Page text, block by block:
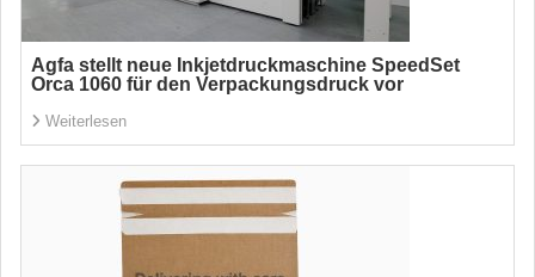
Agfa stellt neue Inkjetdruckmaschine SpeedSet
Orca 1060 für den Verpackungsdruck vor
Weiterlesen